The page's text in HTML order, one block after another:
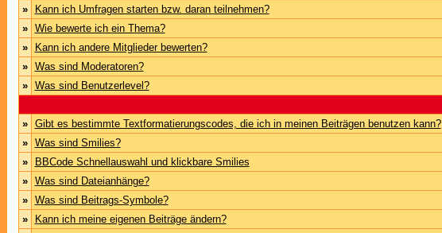
»
Kann ich Umfragen starten bzw. daran teilnehmen?
»
Wie bewerte ich ein Thema?
»
Kann ich andere Mitglieder bewerten?
»
Was sind Moderatoren?
»
Was sind Benutzerlevel?
»
Gibt es bestimmte Textformatierungscodes, die ich in meinen Beiträgen benutzen kann?
»
Was sind Smilies?
»
BBCode Schnellauswahl und klickbare Smilies
»
Was sind Dateianhänge?
»
Was sind Beitrags-Symbole?
»
Kann ich meine eigenen Beiträge ändern?